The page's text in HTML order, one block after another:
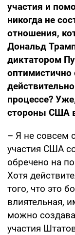
участия и
никогда не
отношения,
Дональд
диктатором
процессе?
стороны США
– Я не совсем
участия США
обречено на
Хотя
того, что это
влиятельная,
можно
участия